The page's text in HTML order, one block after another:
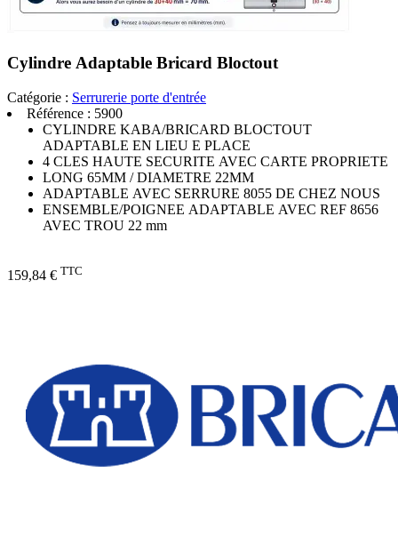
Cylindre Adaptable Bricard Bloctout
Catégorie : Serrurerie porte d'entrée
Référence : 5900
CYLINDRE KABA/BRICARD BLOCTOUT
ADAPTABLE EN LIEU E PLACE
4 CLES HAUTE SECURITE AVEC CARTE PROPRIETE
LONG 65MM / DIAMETRE 22MM
ADAPTABLE AVEC SERRURE 8055 DE CHEZ NOUS
ENSEMBLE/POIGNEE ADAPTABLE AVEC REF 8656
AVEC TROU 22 mm
159,84 € TTC